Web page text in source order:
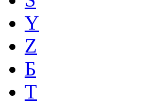
Y
Z
Б
Т